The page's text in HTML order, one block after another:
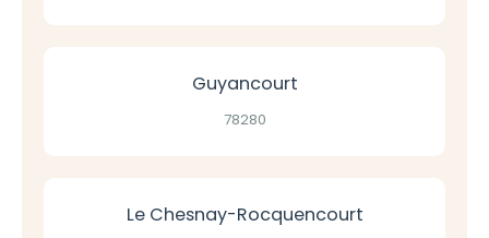
Guyancourt
78280
Le Chesnay-Rocquencourt